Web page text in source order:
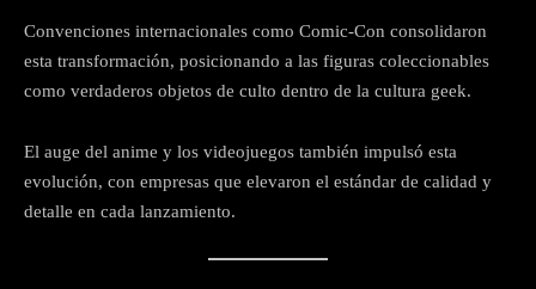
Convenciones internacionales como Comic-Con consolidaron
esta transformación, posicionando a las figuras coleccionables
como verdaderos objetos de culto dentro de la cultura geek.
El auge del anime y los videojuegos también impulsó esta
evolución, con empresas que elevaron el estándar de calidad y
detalle en cada lanzamiento.